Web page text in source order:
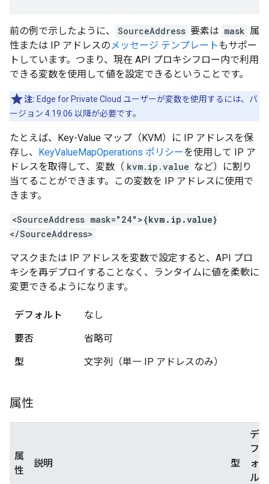
前の例で示したように、 SourceAddress 要素は mask 属
性または IP アドレスのメッセージ テンプレートもサポー
トしています。つまり、現在 API プロキシフロー内で利用
できる変数を使用して値を設定できるということです。
注: Edge for Private Cloud ユーザーが変数を使用するには、バ
ージョン 4.19.06 以降が必要です。
たとえば、Key-Value マップ（KVM）に IP アドレスを保
存し、 KeyValueMapOperations ポリシーを使用して IP ア
ドレスを取得して、変数（ kvm.ip.value など）に割り
当てることができます。この変数を IP アドレスに使用で
きます。
<SourceAddress mask="24">{kvm.ip.value}
</SourceAddress>
マスクまたは IP アドレスを変数で設定すると、API プロ
キシを再デプロイすることなく、ランタイムに値を柔軟に
変更できるようになります。
デフォルト なし
要否 省略可
型 文字列（単一 IP アドレスのみ）
属性
属
性
説明 型
デ
フ
ォ
ル